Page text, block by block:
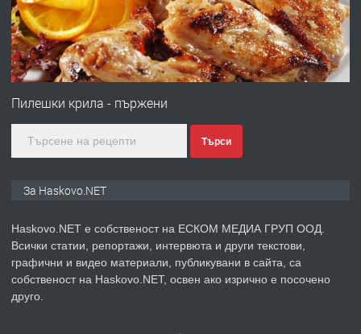
преди 3 дни
ПРЕДЛАГА
№4120 Магазин/Офис под наем в кв.
градската градина!
преди 4 дни
ПРЕДЛАГА
Продавам парцел в гр. Хасково кв.
Пилешки крила - пържени
Търси
За Haskovo.NET
Haskovo.NET е собственост на ЕСКОМ МЕДИА ГРУП ООД.
Всички статии, репортажи, интервюта и други текстови,
графични и видео материали, публикувани в сайта, са
собственост на Haskovo.NET, освен ако изрично е посочено
друго.